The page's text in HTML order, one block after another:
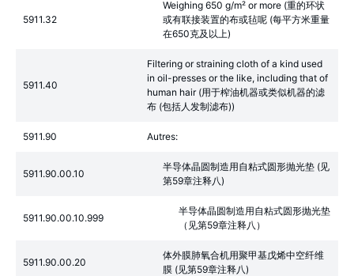
5911.32
Weighing 650 g/m² or more (重的环状
或有联接装置的布或毡呢 (每平方米重量
在650克及以上)
5911.40
Filtering or straining cloth of a kind used
in oil-presses or the like, including that of
human hair (用于榨油机器或类似机器的滤
布 (包括人发制滤布))
5911.90 Autres:
5911.90.00.10
半导体晶圆制造用自粘式圆形抛光垫 (见
第59章注释八)
5911.90.00.10.999
半导体晶圆制造用自粘式圆形抛光垫
（见第59章注释八）
5911.90.00.20
体外膜肺氧合机用聚甲基戊烯中空纤维
膜 (见第59章注释八)